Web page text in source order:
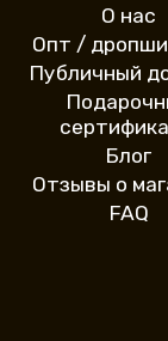
О нас
Опт /
Публичный
Блог
Отзывы о
FAQ